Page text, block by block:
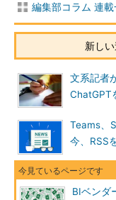
編集部コラム 連
新し
文系記者
ChatGPT
Teams、
今、RSS
BIベンダ